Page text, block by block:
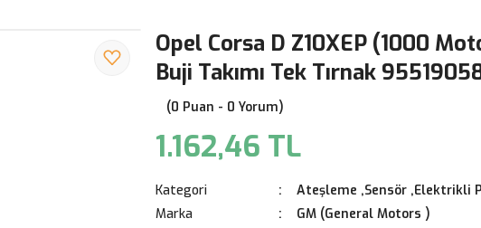
Opel Corsa D Z10XEP (1000
Buji Takımı Tek Tırnak
(0 Puan - 0 Yorum)
1.162,46 TL
Kategori
Ateşleme ,Sensör ,Elektrikli
Marka
GM (General Motors )